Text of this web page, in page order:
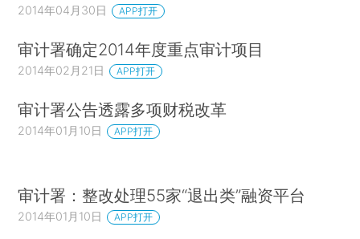
2014年04月30日 APP打开
审计署确定2014年度重点审计项目
2014年02月21日 APP打开
审计署公告透露多项财税改革
2014年01月10日 APP打开
审计署：整改处理55家“退出类”融资平台
2014年01月10日 APP打开